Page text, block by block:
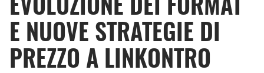
EVOLUZIONE DEI FORMAT
E NUOVE STRATEGIE DI
PREZZO A LINKONTRO